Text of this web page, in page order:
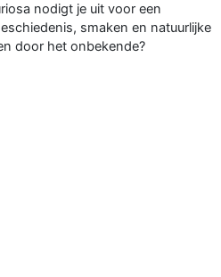
nodigt je uit voor een
smaken en natuurlijke
door het onbekende?